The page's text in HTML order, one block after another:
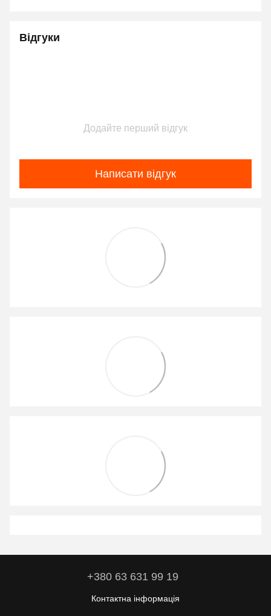
Відгуки
Додайте перший відгук
Написати відгук
+380 63 631 99 19
Контактна інформація